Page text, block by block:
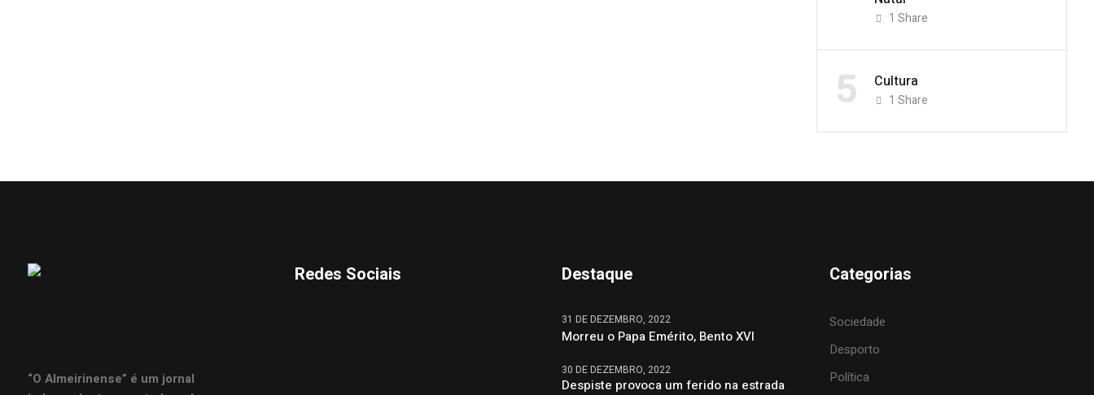
1 Share
5 Cultura
1 Share
“O Almeirinense” é um jornal
Redes Sociais Destaque
31 DE DEZEMBRO, 2022
Morreu o Papa Emérito, Bento XVI
30 DE DEZEMBRO, 2022
Despiste provoca um ferido na estrada
Categorias
Sociedade
Desporto
Política